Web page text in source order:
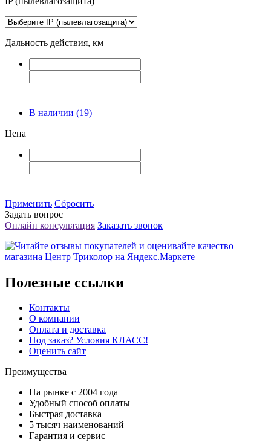
Дальность действия, км
В наличии (19)
Цена
Применить Сбросить
Задать вопрос
Онлайн консультация Заказать звонок
Полезные ссылки
Контакты
О компании
Оплата и доставка
Под заказ? Условия КЛАСС!
Оценить сайт
Преимущества
На рынке с 2004 года
Удобный способ оплаты
Быстрая доставка
5 тысяч наименований
Гарантия и сервис